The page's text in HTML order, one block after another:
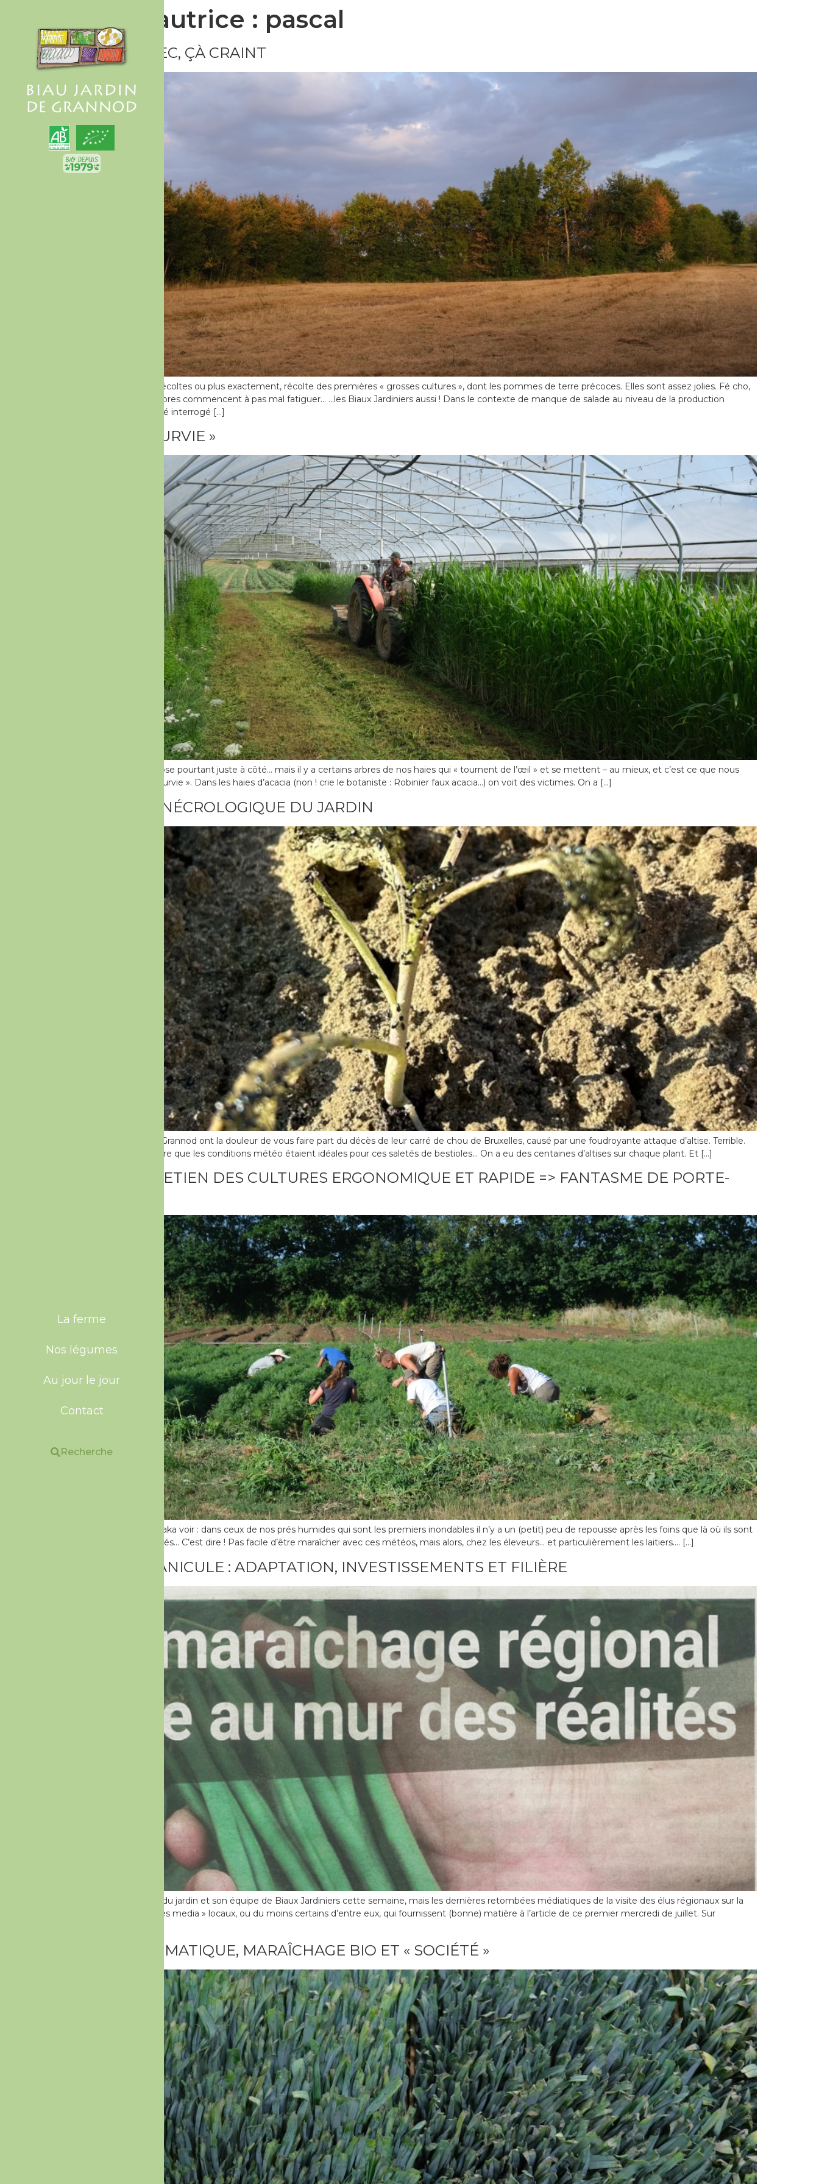
La ferme
Nos légumes
Au jour le jour
Contact
Recherche
Auteur/autrice : pascal
FÉ CHO, FÉ SEC, ÇÀ CRAINT
Premières « grosses » récoltes ou plus exactement, récolte des premières « grosses cultures », dont les pommes de terre précoces. Elles sont assez jolies. Fé cho,
fé sec : çà craint ! Les arbres commencent à pas mal fatiguer… …les Biaux Jardiniers aussi ! Dans le contexte de manque de salade au niveau de la production
nationale, Matthieu a été interrogé […]
EN MODE « SURVIE »
Météo et climat On arrose pourtant juste à côté… mais il y a certains arbres de nos haies qui « tournent de l’œil » et se mettent – au mieux, et c’est ce que nous
espérons – en mode « survie ». Dans les haies d’acacia (non ! crie le botaniste : Robinier faux acacia…) on voit des victimes. On a […]
CHRONIQUE NÉCROLOGIQUE DU JARDIN
Les Biaux Jardiniers de Grannod ont la douleur de vous faire part du décès de leur carré de chou de Bruxelles, causé par une foudroyante attaque d’altise. Terrible.
Ça a été terrible. Faut dire que les conditions météo étaient idéales pour ces saletés de bestioles… On a eu des centaines d’altises sur chaque plant. Et […]
RÊVE D’ENTRETIEN DES CULTURES ERGONOMIQUE ET RAPIDE => FANTASME DE PORTE-
« Çà fait sec ! » Grave. Y’aka voir : dans ceux de nos prés humides qui sont les premiers inondables il n’y a un (petit) peu de repousse après les foins que là où ils sont
le plus longtemps ombrés… C’est dire ! Pas facile d’être maraîcher avec ces météos, mais alors, chez les éleveurs… et particulièrement les laitiers…. […]
CLIMAT ET CANICULE : ADAPTATION, INVESTISSEMENTS ET FILIÈRE
Pas vraiment de photo du jardin et son équipe de Biaux Jardiniers cette semaine, mais les dernières retombées médiatiques de la visite des élus régionaux sur la
ferme. Ce sont donc « les media » locaux, ou du moins certains d’entre eux, qui fournissent (bonne) matière à l’article de ce premier mercredi de juillet. Sur
URGENCE CLIMATIQUE, MARAÎCHAGE BIO ET « SOCIÉTÉ »